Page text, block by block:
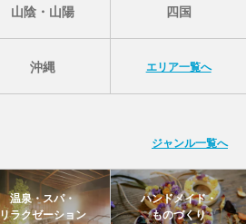
山陰・山陽 四国
沖縄 エリア一覧へ
ジャンル一覧へ
温泉・スパ・
リラクゼーション
ハンドメイド・
ものづくり